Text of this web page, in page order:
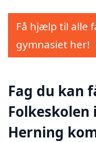
Få hjælp til alle
gymnasiet her!
Fag du kan
Herning